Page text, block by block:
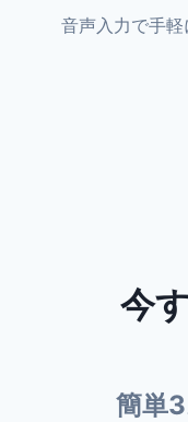
音声入力で手
今
簡単